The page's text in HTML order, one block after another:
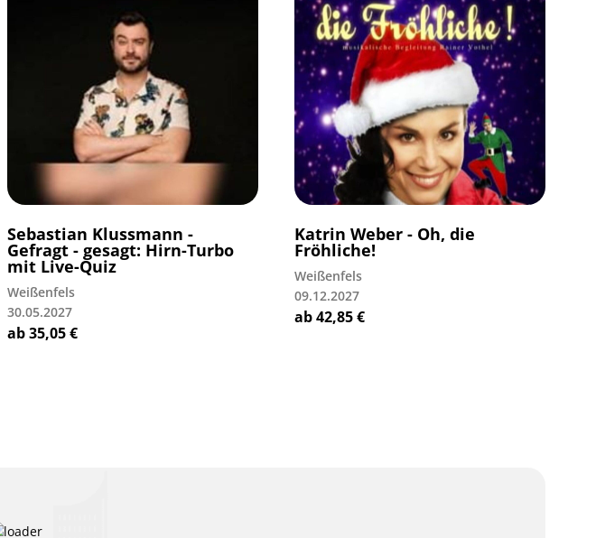
Sebastian Klussmann -
Gefragt - gesagt: Hirn-Turbo
mit Live-Quiz
Weißenfels
30.05.2027
ab35,05€
Katrin Weber - Oh, die
Fröhliche!
Weißenfels
09.12.2027
ab42,85€